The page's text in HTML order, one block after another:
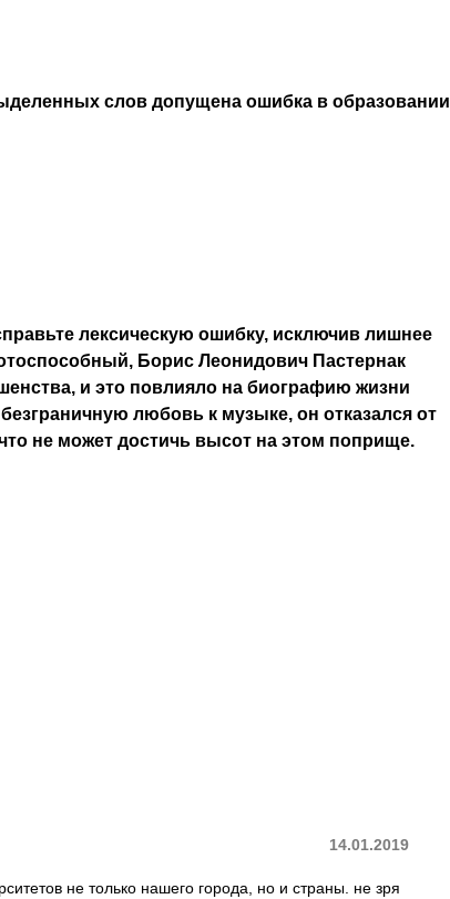
слов допущена ошибка в образовании
лексическую ошибку, исключив лишнее
Борис Леонидович Пастернак
и это повлияло на биографию жизни
любовь к музыке, он отказался от
не может достичь высот на этом поприще.
14.01.2019
не только нашего города, но и страны. не зря